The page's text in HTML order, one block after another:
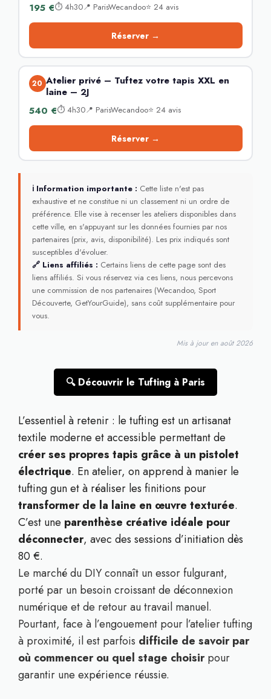
195 €⏱ 4h30📍 ParisWecandoo⭐ 24 avis
Réserver →
20 Atelier privé – Tuftez votre tapis XXL en
laine – 2J
540 €⏱ 4h30📍 ParisWecandoo⭐ 24 avis
Réserver →
ℹ Information importante : Cette liste n'est pas
exhaustive et ne constitue ni un classement ni un ordre de
préférence. Elle vise à recenser les ateliers disponibles dans
cette ville, en s'appuyant sur les données fournies par nos
partenaires (prix, avis, disponibilité). Les prix indiqués sont
susceptibles d'évoluer.
🔗 Liens affiliés : Certains liens de cette page sont des
liens affiliés. Si vous réservez via ces liens, nous percevons
une commission de nos partenaires (Wecandoo, Sport
Découverte, GetYourGuide), sans coût supplémentaire pour
vous.
Mis à jour en août 2026
🔍 Découvrir le Tufting à Paris
L’essentiel à retenir : le tufting est un artisanat
textile moderne et accessible permettant de
créer ses propres tapis grâce à un pistolet
électrique. En atelier, on apprend à manier le
tufting gun et à réaliser les finitions pour
transformer de la laine en œuvre texturée.
C’est une parenthèse créative idéale pour
déconnecter, avec des sessions d’initiation dès
80 €.
Le marché du DIY connaît un essor fulgurant,
porté par un besoin croissant de déconnexion
numérique et de retour au travail manuel.
Pourtant, face à l’engouement pour l’atelier tufting
à proximité, il est parfois difficile de savoir par
où commencer ou quel stage choisirpour
garantir une expérience réussie.